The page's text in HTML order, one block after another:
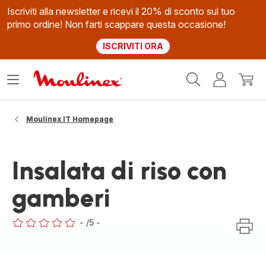
Iscriviti alla newsletter e ricevi il 20% di sconto sul tuo
primo ordine! Non farti scappare questa occasione!
ISCRIVITI ORA
Il
Apri
Moulinex IT Homepage
Insalata di riso con
gamberi
- /5 -